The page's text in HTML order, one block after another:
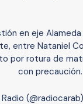
en eje
entre Nataniel
por rotura de
con precaución.
(@radiocarab)